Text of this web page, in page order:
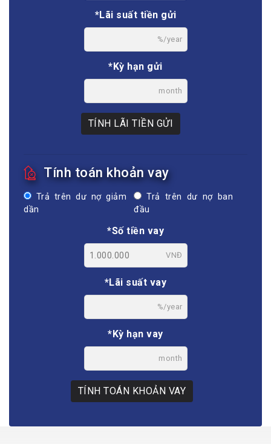
*Lãi suất tiền gửi
%/year
*Kỳ hạn gửi
month
TÍNH LÃI TIỀN GỬI
Tính toán khoản vay
Trả trên dư nợ giảm
dần
Trả trên dư nợ ban
đầu
*Số tiền vay
VNĐ
*Lãi suất vay
%/year
*Kỳ hạn vay
month
TÍNH TOÁN KHOẢN VAY